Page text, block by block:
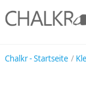
Chalkr - Startseite